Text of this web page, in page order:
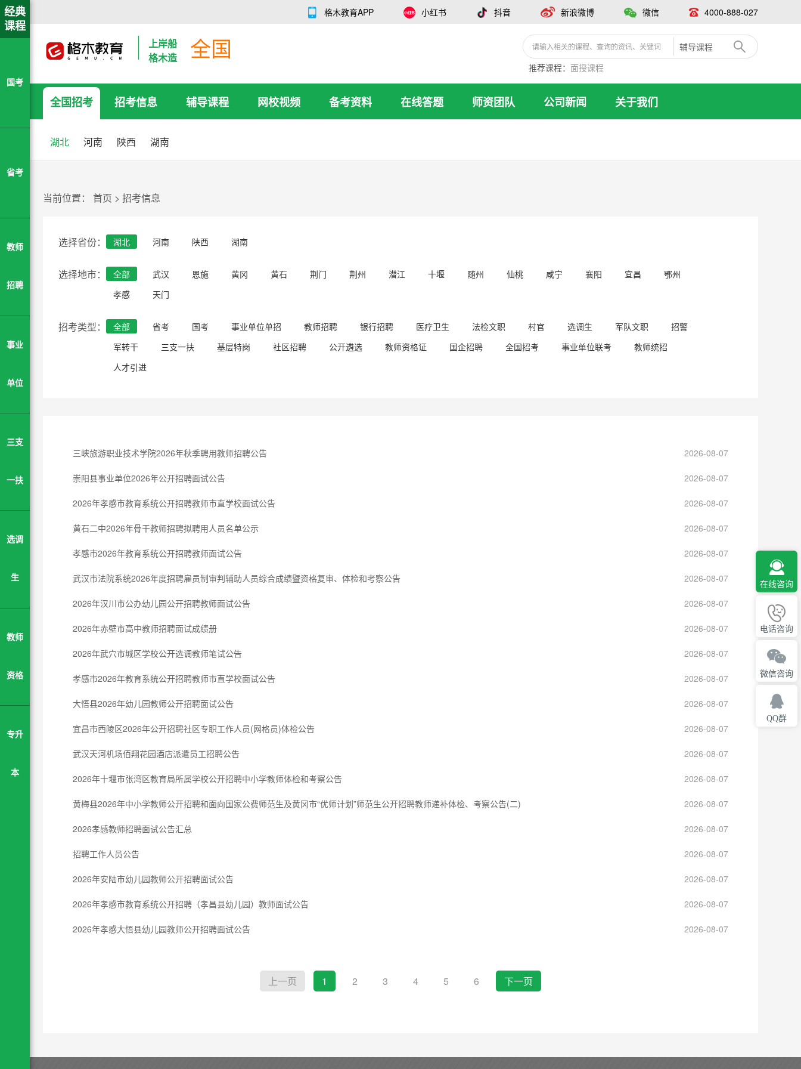
格木教育APP 小红书 抖音 新浪微博 微信 4000-888-027
上岸船
格木造
全国
辅导课程
推荐课程： 面授课程
全国招考 招考信息 辅导课程 网校视频 备考资料 在线答题 师资团队 公司新闻 关于我们
湖北 河南 陕西 湖南
经典
课程
国考
省考
教师
招聘
事业
单位
三支
一扶
选调
生
教师
资格
专升
本
当前位置： 首页 > 招考信息
选择省份： 湖北 河南 陕西 湖南
选择地市： 全部 武汉 恩施 黄冈 黄石 荆门 荆州 潜江 十堰 随州 仙桃 咸宁 襄阳 宜昌
鄂州
孝感
天门
招考类型： 全部 省考 国考 事业单位单招 教师招聘 银行招聘 医疗卫生 法检文职 村官 选调生 军队文职
招警
军转干
三支一扶 基层特岗 社区招聘 公开遴选 教师资格证 国企招聘 全国招考 事业单位联考
教师统招
人才引进
三峡旅游职业技术学院2026年秋季聘用教师招聘公告 2026-08-07
崇阳县事业单位2026年公开招聘面试公告 2026-08-07
2026年孝感市教育系统公开招聘教师市直学校面试公告 2026-08-07
黄石二中2026年骨干教师招聘拟聘用人员名单公示 2026-08-07
孝感市2026年教育系统公开招聘教师面试公告 2026-08-07
武汉市法院系统2026年度招聘雇员制审判辅助人员综合成绩暨资格复审、体检和考察公告 2026-08-07
2026年汉川市公办幼儿园公开招聘教师面试公告 2026-08-07
2026年赤壁市高中教师招聘面试成绩册 2026-08-07
2026年武穴市城区学校公开选调教师笔试公告 2026-08-07
孝感市2026年教育系统公开招聘教师市直学校面试公告 2026-08-07
大悟县2026年幼儿园教师公开招聘面试公告 2026-08-07
宜昌市西陵区2026年公开招聘社区专职工作人员(网格员)体检公告 2026-08-07
武汉天河机场佰翔花园酒店派遣员工招聘公告 2026-08-07
2026年十堰市张湾区教育局所属学校公开招聘中小学教师体检和考察公告 2026-08-07
黄梅县2026年中小学教师公开招聘和面向国家公费师范生及黄冈市“优师计划”师范生公开招聘教师递补体检、考察公告(二) 2026-08-07
2026孝感教师招聘面试公告汇总 2026-08-07
招聘工作人员公告 2026-08-07
2026年安陆市幼儿园教师公开招聘面试公告 2026-08-07
2026年孝感市教育系统公开招聘（孝昌县幼儿园）教师面试公告 2026-08-07
2026年孝感大悟县幼儿园教师公开招聘面试公告 2026-08-07
上一页 1 2 3 4 5 6 下一页
在线咨询
电话咨询
微信咨询
QQ群